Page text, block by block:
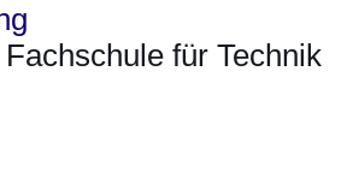
für Technik